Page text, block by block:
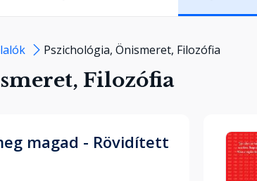
Pszichológia, Önismeret, Filozófia
Filozófia
magad - Rövidített